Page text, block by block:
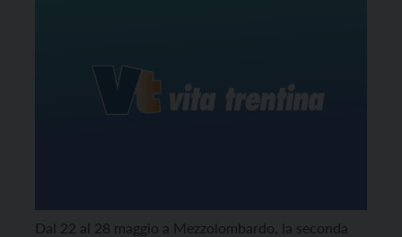
Dal 22 al 28 maggio a Mezzolombardo, la seconda